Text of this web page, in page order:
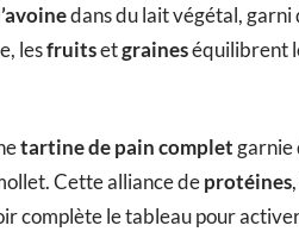
dans du lait végétal, garni
lesfruitsetgraineséquilibrent
tartine de pain complet garnie
Cette alliance deprotéines,
complète le tableau pour